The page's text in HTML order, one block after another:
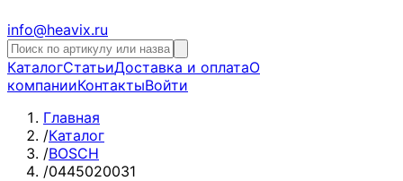
info@heavix.ru
КаталогСтатьиДоставка и оплатаО
компанииКонтактыВойти
Главная
/Каталог
/BOSCH
/0445020031